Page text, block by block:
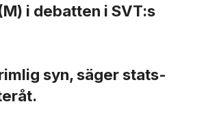
i debatten i SVT:s
syn, säger stats­